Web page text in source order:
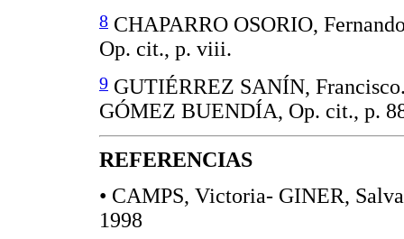
8 CHAPARRO OSORIO,
Op. cit., p. viii.
9 GUTIÉRREZ SANÍN,
GÓMEZ BUENDÍA, Op. cit., p.
REFERENCIAS
• CAMPS, Victoria- GINER,
1998